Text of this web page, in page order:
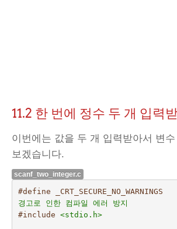
11.2 한 번에 정수 두 개 입력
이번에는 값을 두 개 입력받아서 변
보겠습니다.
scanf_two_integer.c
#define _CRT_SECURE_NO_WARNINGS
경고로 인한 컴파일 에러 방지
#include <stdio.h>